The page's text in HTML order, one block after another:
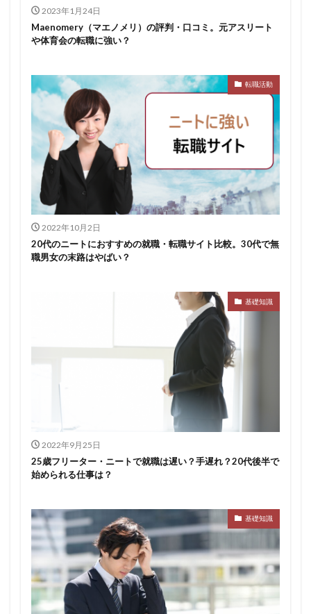
2023年1月24日
Maenomery（マエノメリ）の評判・口コミ。元アスリート
や体育会の転職に強い？
転職活動
2022年10月2日
20代のニートにおすすめの就職・転職サイト比較。30代で無
職男女の末路はやばい？
基礎知識
2022年9月25日
25歳フリーター・ニートで就職は遅い？手遅れ？20代後半で
始められる仕事は？
基礎知識
ジョブティービー
システムエンジニア
ジェイック
テストセンター
どこから
ボロボロ
ベクトル
ペースボックス
プログラミング
プログラマー
フューチャーファインダー
どこでもいい
ビズリーチ・キャンパス
バレない
ハタラクティブ
ネオキャリア
ニート
どんな性格の人
どんな仕事が向いている
とりあえず
どっち
高卒
検索